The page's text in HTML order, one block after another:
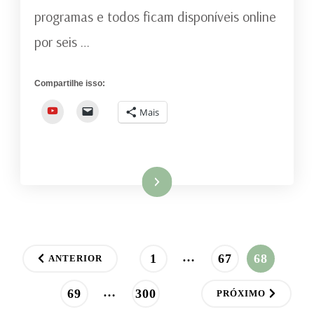
BBC
programas e todos ficam disponíveis online
por seis …
Compartilhe isso:
YouTube Mais
Ler mais
Paginação
ANTERIOR PÁGINA
1 … PÁGINA
67 PÁGINA
68
PÁGINA
69 … PÁGINA
300 PRÓXIMO